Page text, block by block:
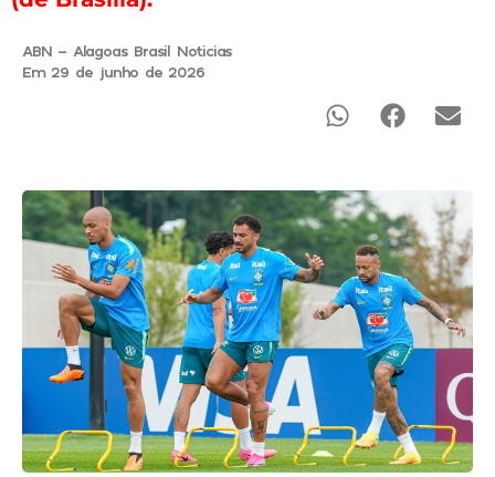
ABN - Alagoas Brasil Noticias
Em 29 de junho de 2026